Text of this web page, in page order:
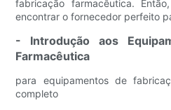
fabricação farmacêutica.
encontrar o fornecedor perfeito
- Introdução aos
Farmacêutica
para equipamentos de
completo